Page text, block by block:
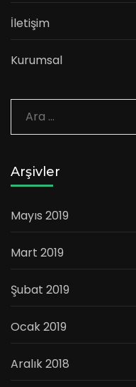
İletişim
Kurumsal
Arama:
Arşivler
Mayıs 2019
Mart 2019
Şubat 2019
Ocak 2019
Aralık 2018